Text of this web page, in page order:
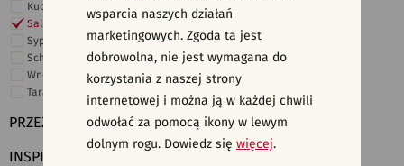
Kuchnia
Salon i hol
Sypialnia
Schody
Wnętrza komercyjne
Taras i ogród
PRZEZNACZENIE
INSPIRACJE
wsparcia naszych działań
marketingowych. Zgoda ta jest
dobrowolna, nie jest wymagana do
korzystania z naszej strony
internetowej i można ją w każdej chwili
odwołać za pomocą ikony w lewym
dolnym rogu. Dowiedz się więcej.